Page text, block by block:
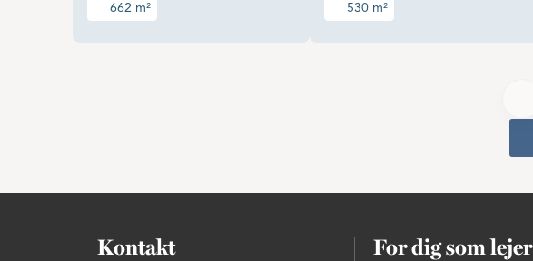
662 m² 530 m²
Kontakt For dig som lejer